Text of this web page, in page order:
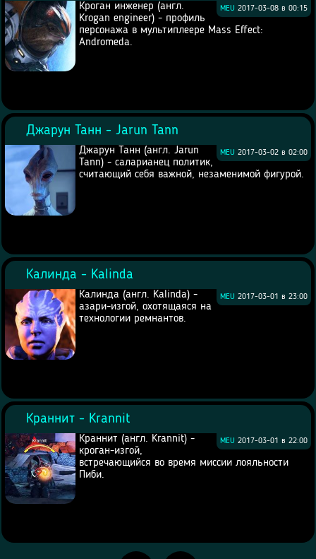
MEU 2017-03-08 в 00:15
Кроган инженер (англ.
Krogan engineer) - профиль
персонажа в мультиплеере Mass Effect:
Andromeda.
Джарун Танн - Jarun Tann
MEU 2017-03-02 в 02:00
Джарун Танн (англ. Jarun
Tann) - саларианец политик,
считающий себя важной, незаменимой фигурой.
Калинда - Kalinda
MEU 2017-03-01 в 23:00
Калинда (англ. Kalinda) -
азари-изгой, охотящаяся на
технологии ремнантов.
Краннит - Krannit
MEU 2017-03-01 в 22:00
Краннит (англ. Krannit) -
кроган-изгой,
встречающийся во время миссии лояльности
Пиби.